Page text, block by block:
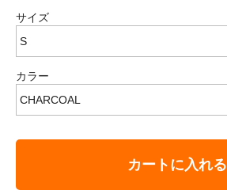
サイズ
カラー
カートに入れる